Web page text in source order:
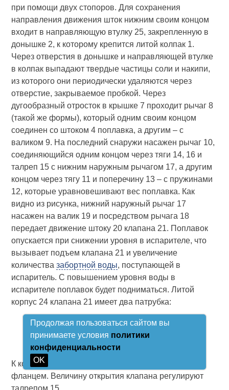
при помощи двух стопоров. Для сохранения
направления движения шток нижним своим концом
входит в направляющую втулку 25, закрепленную в
донышке 2, к которому крепится литой колпак 1.
Через отверстия в донышке и направляющей втулке
в колпак выпадают твердые частицы соли и накипи,
из которого они периодически удаляются через
отверстие, закрываемое пробкой. Через
дугообразный отросток в крышке 7 проходит рычаг 8
(такой же формы), который одним своим концом
соединен со штоком 4 поплавка, а другим – с
валиком 9. На последний снаружи насажен рычаг 10,
соединяющийся одним концом через тяги 14, 16 и
талреп 15 с нижним наружным рычагом 17, а другим
концом через тягу 11 и поперечину 13 – с пружинами
12, которые уравновешивают вес поплавка. Как
видно из рисунка, нижний наружный рычаг 17
насажен на валик 19 и посредством рычага 18
передает движение штоку 20 клапана 21. Поплавок
опускается при снижении уровня в испарителе, что
вызывает подъем клапана 21 и увеличение
количествазабортной воды, поступающей в
испаритель. С повышением уровня воды в
испарителе поплавок будет подниматься. Литой
корпус 24 клапана 21 имеет два патрубка:
22 для входа питательной воды;
23 для ее выхода.
К корпусу регулятора питания клапан крепится
фланцем. Величину открытия клапана регулируют
талрепом 15.
Продолжая пользоваться сайтом вы
принимаете условия политики
конфиденциальности
OK